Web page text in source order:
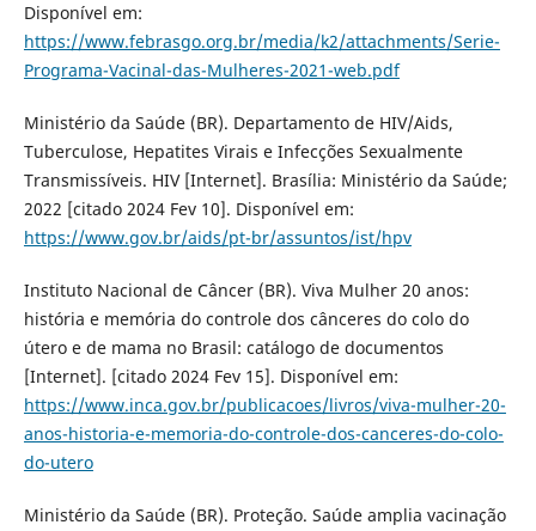
Disponível em:
https://www.febrasgo.org.br/media/k2/attachments/Serie-
Programa-Vacinal-das-Mulheres-2021-web.pdf
Ministério da Saúde (BR). Departamento de HIV/Aids,
Tuberculose, Hepatites Virais e Infecções Sexualmente
Transmissíveis. HIV [Internet]. Brasília: Ministério da Saúde;
2022 [citado 2024 Fev 10]. Disponível em:
https://www.gov.br/aids/pt-br/assuntos/ist/hpv
Instituto Nacional de Câncer (BR). Viva Mulher 20 anos:
história e memória do controle dos cânceres do colo do
útero e de mama no Brasil: catálogo de documentos
[Internet]. [citado 2024 Fev 15]. Disponível em:
https://www.inca.gov.br/publicacoes/livros/viva-mulher-20-
anos-historia-e-memoria-do-controle-dos-canceres-do-colo-
do-utero
Ministério da Saúde (BR). Proteção. Saúde amplia vacinação